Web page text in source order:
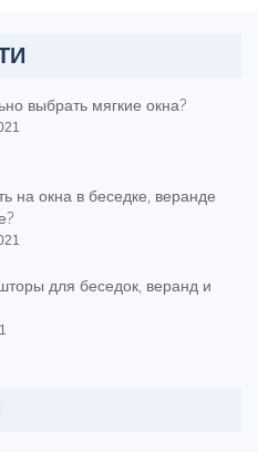
выбрать мягкие окна?
на окна в беседке, веранде
для беседок, веранд и